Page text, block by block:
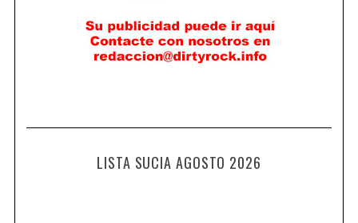
LISTA SUCIA AGOSTO 2026